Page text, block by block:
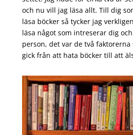
och nu vill jag läsa allt. Till dig
läsa böcker så tycker jag
läsa något som intreserar dig
person, det var de två
gick från att hata böcker till att